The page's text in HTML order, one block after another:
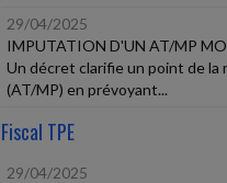
29/04/2025
IMPUTATION D'UN AT/MP
Un décret clarifie un point de
(AT/MP) en prévoyant...
Fiscal TPE
29/04/2025